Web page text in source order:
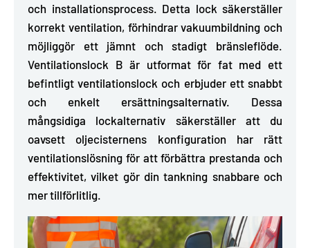
och installationsprocess. Detta lock säkerställer
korrekt ventilation, förhindrar vakuumbildning och
möjliggör ett jämnt och stadigt bränsleflöde.
Ventilationslock B är utformat för fat med ett
befintligt ventilationslock och erbjuder ett snabbt
och enkelt ersättningsalternativ. Dessa
mångsidiga lockalternativ säkerställer att du
oavsett oljecisternens konfiguration har rätt
ventilationslösning för att förbättra prestanda och
effektivitet, vilket gör din tankning snabbare och
mer tillförlitlig.